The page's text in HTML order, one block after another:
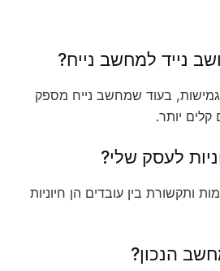
נייד למחשב נייח?
בעוד שמחשב נייח מספק
קלים יותר.
לעסק שלי?
ותקשורת בין עובדים הן חיוניות
הנכון?